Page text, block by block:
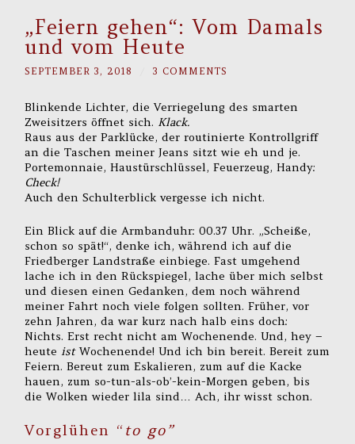
„Feiern gehen“: Vom Damals
und vom Heute
SEPTEMBER 3, 2018 3 COMMENTS
Blinkende Lichter, die Verriegelung des smarten
Zweisitzers öffnet sich. Klack.
Raus aus der Parklücke, der routinierte Kontrollgriff
an die Taschen meiner Jeans sitzt wie eh und je.
Portemonnaie, Haustürschlüssel, Feuerzeug, Handy:
Check!
Auch den Schulterblick vergesse ich nicht.
Ein Blick auf die Armbanduhr: 00.37 Uhr. „Scheiße,
schon so spät!“, denke ich, während ich auf die
Friedberger Landstraße einbiege. Fast umgehend
lache ich in den Rückspiegel, lache über mich selbst
und diesen einen Gedanken, dem noch während
meiner Fahrt noch viele folgen sollten. Früher, vor
zehn Jahren, da war kurz nach halb eins doch:
Nichts. Erst recht nicht am Wochenende. Und, hey –
heuteistWochenende! Und ich bin bereit. Bereit zum
Feiern. Bereut zum Eskalieren, zum auf die Kacke
hauen, zum so-tun-als-ob’-kein-Morgen geben, bis
die Wolken wieder lila sind… Ach, ihr wisst schon.
Vorglühen “to go”